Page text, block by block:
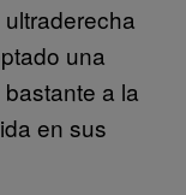
una
a la
en sus